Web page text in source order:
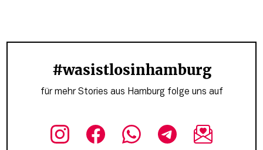
#wasistlosinhamburg
für mehr Stories aus Hamburg folge uns auf